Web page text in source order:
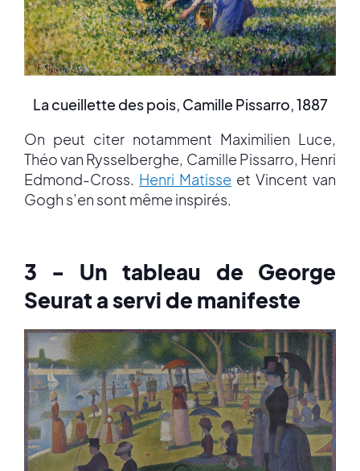
La cueillette des pois, Camille Pissarro, 1887
On peut citer notamment Maximilien Luce,
Théo van Rysselberghe, Camille Pissarro, Henri
Edmond-Cross. Henri Matisse et Vincent van
Gogh s’en sont même inspirés.
3 - Un tableau de George
Seurat a servi de manifeste